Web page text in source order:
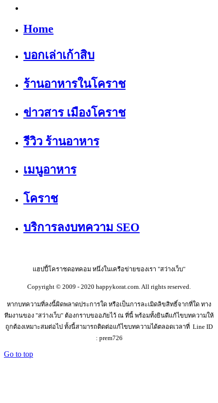
Home
บอกเล่าเก้าสิบ
ร้านอาหารในโคราช
ข่าวสาร เมืองโคราช
รีวิว ร้านอาหาร
เมนูอาหาร
โคราช
บริการลงบทความ SEO
แฮปปี้โคราชดอทคอม หนึ่งในเครือข่ายของเรา "สว่างเว็บ"
Copyright © 2009 - 2020 happykorat.com. All rights reserved.
หากบทความที่ลงนี้ผิดพลาดประการใด หรือเป็นการละเมิดลิขสิทธิ์จากที่ใด ทาง
ทีมงานของ "สว่างเว็บ" ต้องกราบขออภัยไว้ ณ ที่นี้ พร้อมทั้งยินดีแก้ไขบทความให้
ถูกต้องเหมาะสมต่อไป ทั้งนี้สามารถติดต่อแก้ไขบทความได้ตลอดเวลาที่ Line ID
: prem726
Go to top